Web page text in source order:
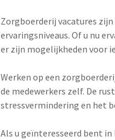
Zorgboerderij vacatures
ervaringsniveaus. Of u nu
er zijn mogelijkheden voor
Werken op een
de medewerkers zelf. De
stressvermindering en het
Als u geïnteresseerd bent